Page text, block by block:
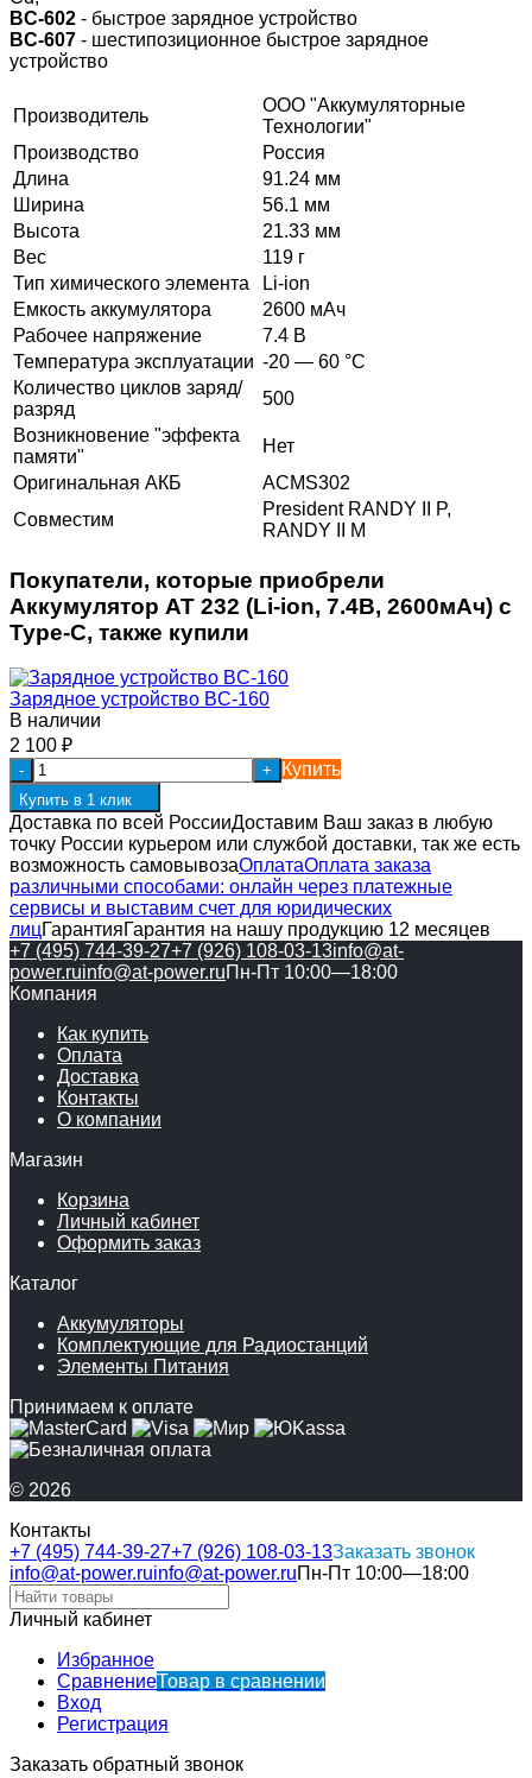
BC-602 - быстрое зарядное устройство
BC-607 - шестипозиционное быстрое зарядное
устройство
Производитель
ООО "Аккумуляторные
Технологии"
Производство
Россия
Длина
91.24 мм
Ширина
56.1 мм
Высота
21.33 мм
Вес
119 г
Тип химического элемента
Li-ion
Емкость аккумулятора
2600 мАч
Рабочее напряжение
7.4 В
Температура эксплуатации -20 — 60 °C
Количество циклов заряд/
разряд
500
Возникновение "эффекта
памяти"
Нет
Оригинальная АКБ
ACMS302
Совместим
President RANDY II P,
RANDY II M
Покупатели, которые приобрели
Аккумулятор AT 232 (Li-ion, 7.4В, 2600мАч) с
Type-C, также купили
Зарядное устройство BC-160
В наличии
2 100 ₽
- + Купить
Купить в 1 клик
Доставка по всей РоссииДоставим Ваш заказ в любую
точку России курьером или службой доставки, так же есть
возможность самовывозаОплатаОплата заказа
различными способами: онлайн через платежные
сервисы и выставим счет для юридических
лицГарантияГарантия на нашу продукцию 12 месяцев
+7 (495) 744-39-27+7 (926) 108-03-13info@at-
power.ruinfo@at-power.ruПн-Пт 10:00—18:00
Компания
Как купить
Оплата
Доставка
Контакты
О компании
Магазин
Корзина
Личный кабинет
Оформить заказ
Каталог
Аккумуляторы
Комплектующие для Радиостанций
Элементы Питания
Принимаем к оплате
© 2026
Контакты
+7 (495) 744-39-27+7 (926) 108-03-13Заказать звонок
info@at-power.ruinfo@at-power.ruПн-Пт 10:00—18:00
Личный кабинет
Избранное
СравнениеТовар в сравнении
Вход
Регистрация
Заказать обратный звонок